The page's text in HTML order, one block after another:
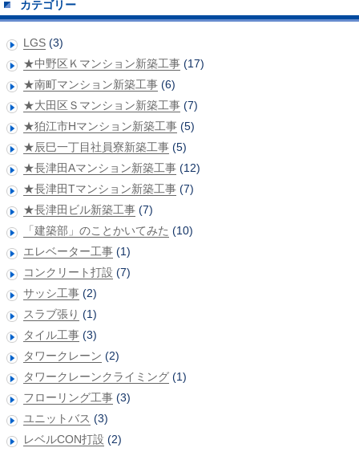
カテゴリー
LGS (3)
★中野区Ｋマンション新築工事 (17)
★南町マンション新築工事 (6)
★大田区Ｓマンション新築工事 (7)
★狛江市Hマンション新築工事 (5)
★辰巳一丁目社員寮新築工事 (5)
★長津田Aマンション新築工事 (12)
★長津田Tマンション新築工事 (7)
★長津田ビル新築工事 (7)
「建築部」のことかいてみた (10)
エレベーター工事 (1)
コンクリート打設 (7)
サッシ工事 (2)
スラブ張り (1)
タイル工事 (3)
タワークレーン (2)
タワークレーンクライミング (1)
フローリング工事 (3)
ユニットバス (3)
レベルCON打設 (2)